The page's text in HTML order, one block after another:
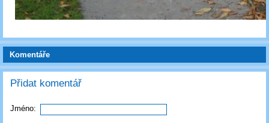
Komentáře
Přidat komentář
Jméno: